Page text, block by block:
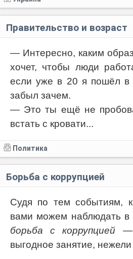
Правительство и возраст
— Интересно, каким
хочет, чтобы люди
если уже в 20 я пошёл в
забыл зачем.
— Это ты ещё не
встать с кровати...
Политика
Борьба с коррупцией
Судя по тем событиям,
вами можем наблюдать в
борьба с коррупцией —
выгодное занятие,